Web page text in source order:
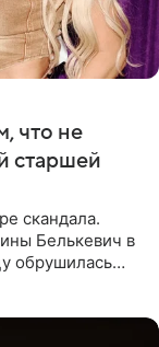
что не
старшей
скандала.
Белькевич в
обрушилась